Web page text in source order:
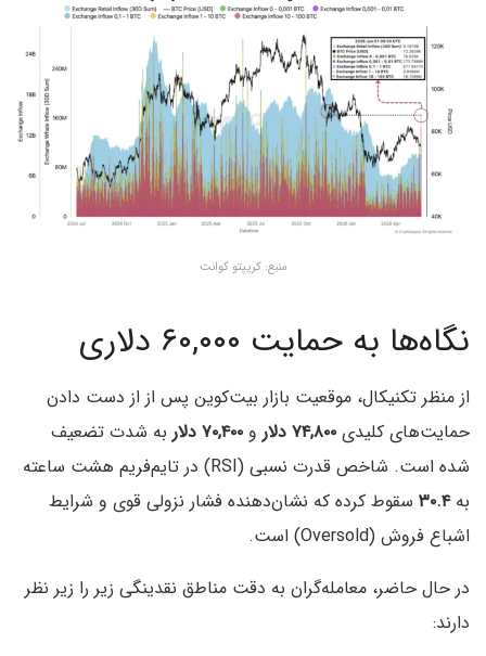
منبع: کریپتو کوانت
نگاه‌ها به حمایت ۶۰,۰۰۰ دلاری
از منظر تکنیکال، موقعیت بازار بیت‌کوین پس از از دست دادن
حمایت‌های کلیدی ۷۴,۸۰۰ دلار و ۷۰,۴۰۰ دلار
به شدت تضعیف
شده است. شاخص قدرت نسبی (RSI) در تایم‌فریم هشت ساعته
به۳۰.۴ سقوط کرده که نشان‌دهنده فشار نزولی قوی و شرایط
اشباع فروش (Oversold) است.
در حال حاضر، معامله‌گران به دقت مناطق نقدینگی زیر را زیر نظر
دارند: